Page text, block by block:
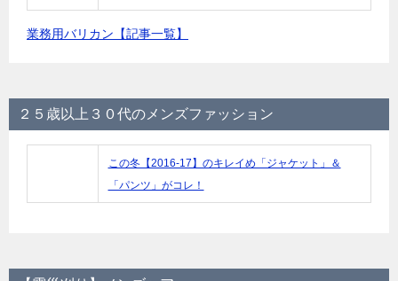
業務用バリカン【記事一覧】
２５歳以上３０代のメンズファッション
この冬【2016-17】のキレイめ「ジャケット」＆
「パンツ」がコレ！